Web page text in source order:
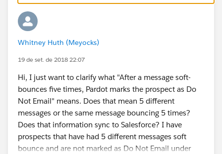
Whitney Huth (Meyocks)
19 de set. de 2018 22:07
Hi, I just want to clarify what "After a message soft-
bounces five times, Pardot marks the prospect as Do
Not Email" means. Does that mean 5 different
messages or the same message bouncing 5 times?
Does that information sync to Salesforce? I have
prospects that have had 5 different messages soft
bounce and are not marked as Do Not Email under